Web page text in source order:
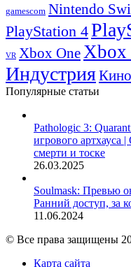
gamescom Nintendo
PlayStation 4
VR Xbox OneXbox
ИндустрияКино
Популярные статьи
Pathologic 3:
игрового артхауса
смерти и тоске
26.03.2025
Soulmask: Превью
Ранний доступ, за
11.06.2024
© Все права защищены
Карта сайта